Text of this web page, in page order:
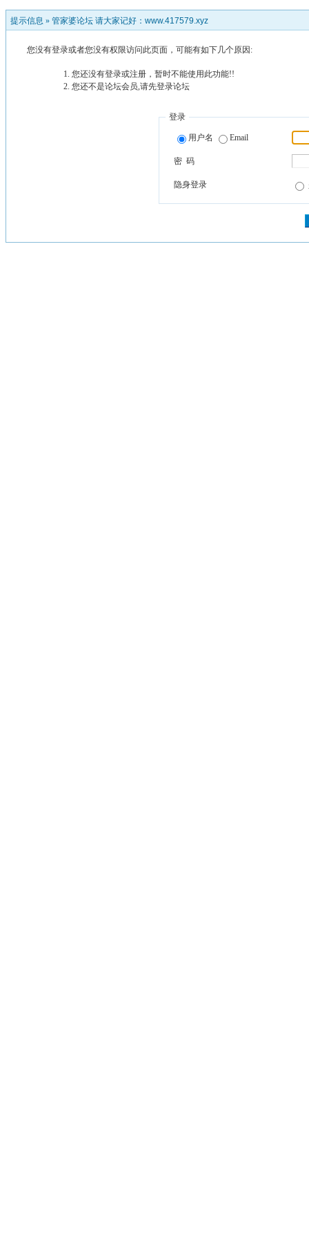
提示信息 » 管家婆论坛 请大家记好：www.417579.xyz
您没有登录或者您没有权限访问此页面，可能有如下几个原因:
您还没有登录或注册，暂时不能使用此功能!!
您还不是论坛会员,请先登录论坛
登录
用户名 Email
密 码
隐身登录